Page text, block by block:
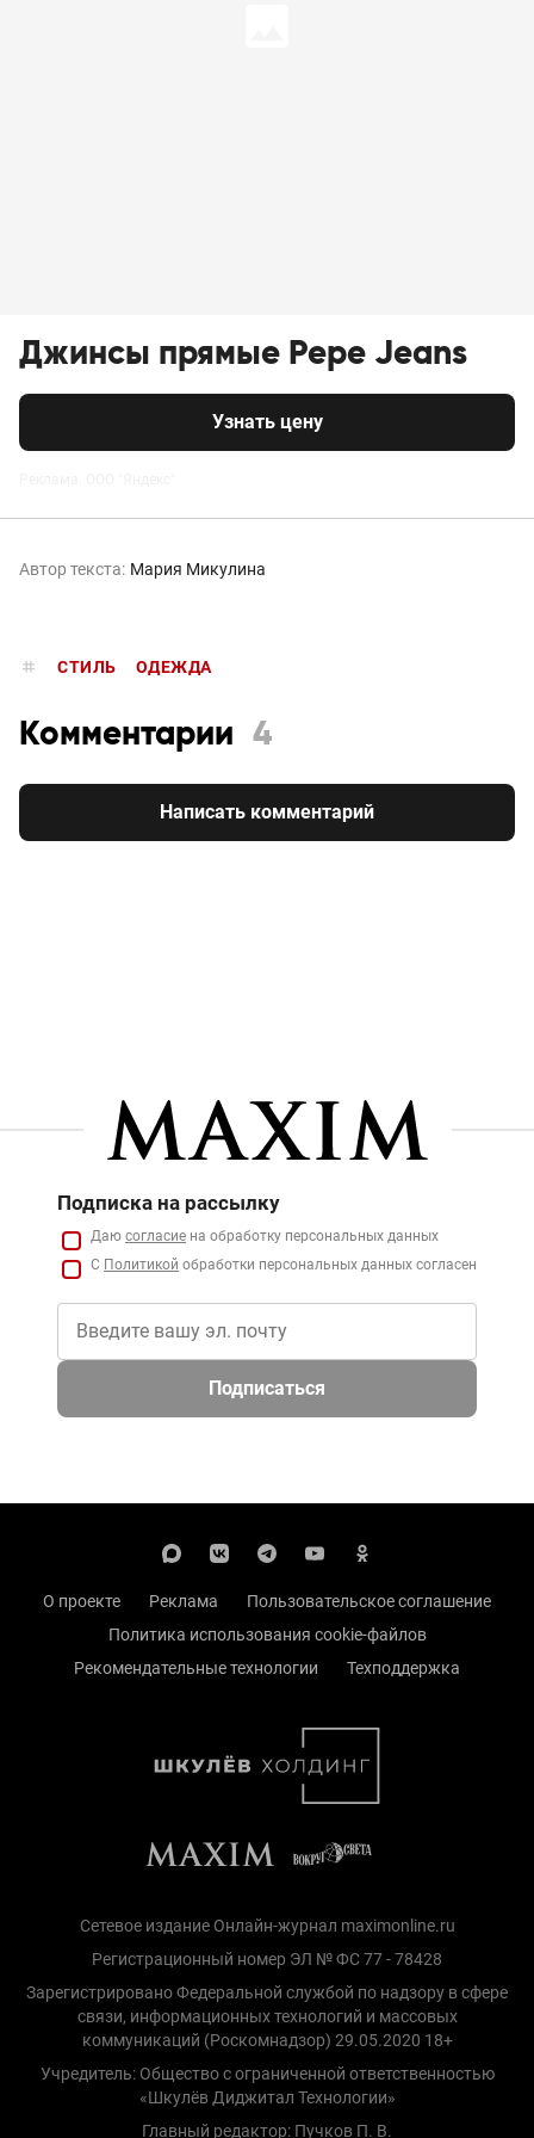
Джинсы прямые Pepe Jeans
Узнать цену
Автор текста: Мария Микулина
СТИЛЬ ОДЕЖДА
Комментарии 4
Написать комментарий
Подписка на рассылку
Даю согласие на обработку персональных данных
С Политикой обработки персональных данных согласен
Подписаться
О проекте Реклама
Пользовательское соглашение
Политика использования cookie-файлов
Рекомендательные технологии
Техподдержка
Сетевое издание Онлайн-журнал maximonline.ru
Регистрационный номер ЭЛ № ФС 77 - 78428
Зарегистрировано Федеральной службой по надзору в сфере
связи, информационных технологий и массовых
коммуникаций (Роскомнадзор) 29.05.2020 18+
Учредитель: Общество с ограниченной ответственностью
«Шкулёв Диджитал Технологии»
Главный редактор: Пучков П. В.